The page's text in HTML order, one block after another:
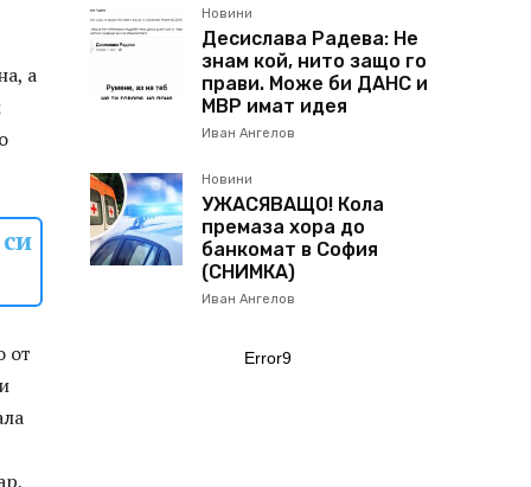
а
от
Новини
Десислава Радева: Не
знам кой, нито защо го
прави. Може би ДАНС и
МВР имат идея
Иван Ангелов
Новини
УЖАСЯВАЩО! Кола
премаза хора до
банкомат в София
(СНИМКА)
Иван Ангелов
Error9